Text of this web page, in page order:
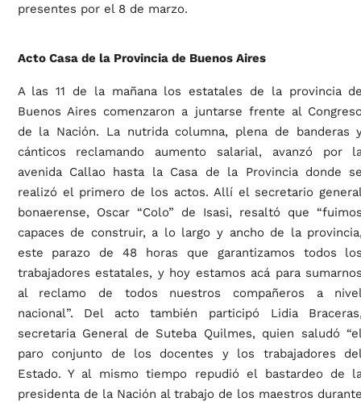
presentes por el 8 de marzo.
Acto Casa de la Provincia de Buenos Aires
A las 11 de la mañana los estatales de la provincia
Buenos Aires comenzaron a juntarse frente al
de la Nación. La nutrida columna, plena de banderas
cánticos reclamando aumento salarial, avanzó por
avenida Callao hasta la Casa de la Provincia donde
realizó el primero de los actos. Allí el secretario
bonaerense, Oscar “Colo” de Isasi, resaltó que
capaces de construir, a lo largo y ancho de la
este parazo de 48 horas que garantizamos todos
trabajadores estatales, y hoy estamos acá para
al reclamo de todos nuestros compañeros a
nacional”. Del acto también participó Lidia
secretaria General de Suteba Quilmes, quien saludó
paro conjunto de los docentes y los trabajadores
Estado. Y al mismo tiempo repudió el bastardeo de
presidenta de la Nación al trabajo de los maestros